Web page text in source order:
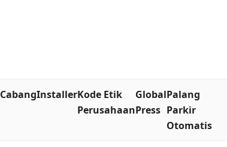
CabangInstallerKode Etik
Perusahaan
Global
Press
Palang
Parkir
Otomatis